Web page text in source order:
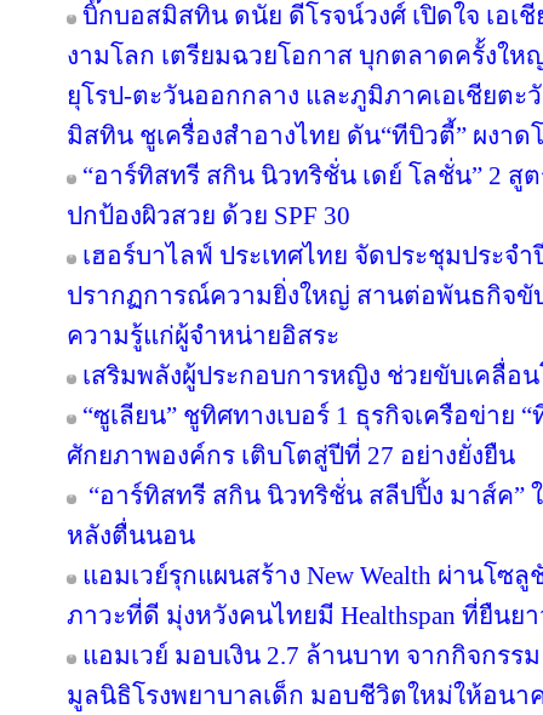
บิ๊กบอสมิสทิน ดนัย ดีโรจน์วงศ์ เปิดใจ เอเ
งามโลก เตรียมฉวยโอกาส บุกตลาดครั้งให
ยุโรป-ตะวันออกกลาง และภูมิภาคเอเชียตะ
มิสทิน ชูเครื่องสำอางไทย ดัน“ทีบิวตี้” ผงาด
“อาร์ทิสทรี สกิน นิวทริชั่น เดย์ โลชั่น” 2 สู
ปกป้องผิวสวย ด้วย SPF 30
เฮอร์บาไลฟ์ ประเทศไทย จัดประชุมประจำปี
ปรากฏการณ์ความยิ่งใหญ่ สานต่อพันธกิจขั
ความรู้แก่ผู้จำหน่ายอิสระ
เสริมพลังผู้ประกอบการหญิง ช่วยขับเคลื่อ
“ซูเลียน” ชูทิศทางเบอร์ 1 ธุรกิจเครือข่าย
ศักยภาพองค์กร เติบโตสู่ปีที่ 27 อย่างยั่งยืน
“อาร์ทิสทรี สกิน นิวทริชั่น สลีปปิ้ง มาส์ค”
หลังตื่นนอน
แอมเวย์รุกแผนสร้าง New Wealth ผ่านโ
ภาวะที่ดี มุ่งหวังคนไทยมี Healthspan ที่ยืนย
แอมเวย์ มอบเงิน 2.7 ล้านบาท จากกิจกรร
มูลนิธิโรงพยาบาลเด็ก มอบชีวิตใหม่ให้อน